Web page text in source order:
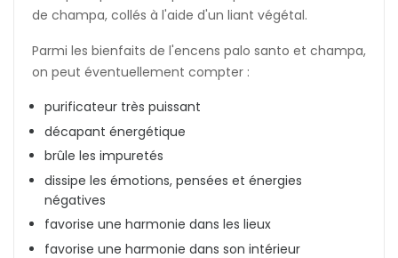
de champa, collés à l'aide d'un liant végétal.
Parmi les bienfaits de l'encens palo santo et champa,
on peut éventuellement compter :
purificateur très puissant
décapant énergétique
brûle les impuretés
dissipe les émotions, pensées et énergies
négatives
favorise une harmonie dans les lieux
favorise une harmonie dans son intérieur